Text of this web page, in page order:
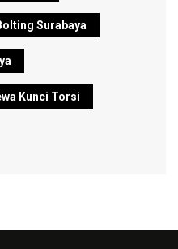
Surabaya
Kunci Torsi